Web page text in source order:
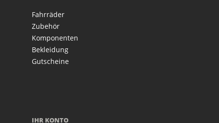
Fahrräder
Zubehör
Komponenten
Bekleidung
Gutscheine
IHR KONTO